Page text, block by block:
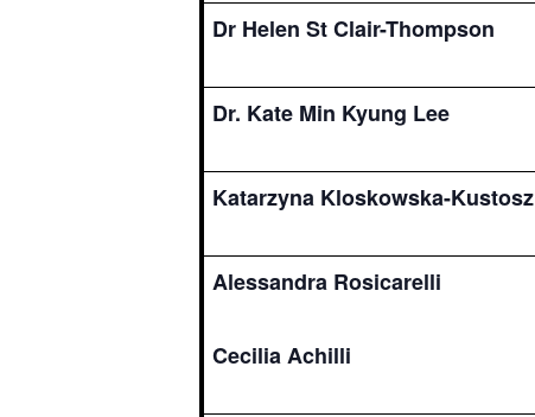
Dr Helen St Clair-Thompson
Dr. Kate Min Kyung Lee
Katarzyna Kloskowska-Kustosz
Alessandra Rosicarelli
Cecilia Achilli